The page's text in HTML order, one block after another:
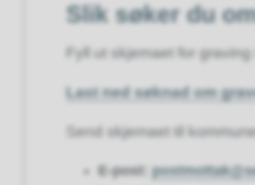
Slik søker du
Fyll ut skjemaet for
Last ned søknad om
Send skjemaet til
E-post: